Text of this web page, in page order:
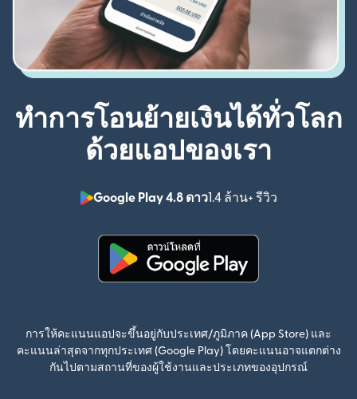
ทำการโอนย้ายเงินได้ทั่วโลก
ด้วยแอปของเรา
Google Play 4.8 ดาว1.4 ล้าน+ รีวิว
(เปิดในหน้าต่
การให้คะแนนแอปจะขึ้นอยู่กับประเทศ/ภูมิภาค (App Store) และ
คะแนนล่าสุดจากทุกประเทศ (Google Play) โดยคะแนนอาจแตกต่าง
กันไปตามสถานที่ของผู้ใช้งานและประเภทของอุปกรณ์